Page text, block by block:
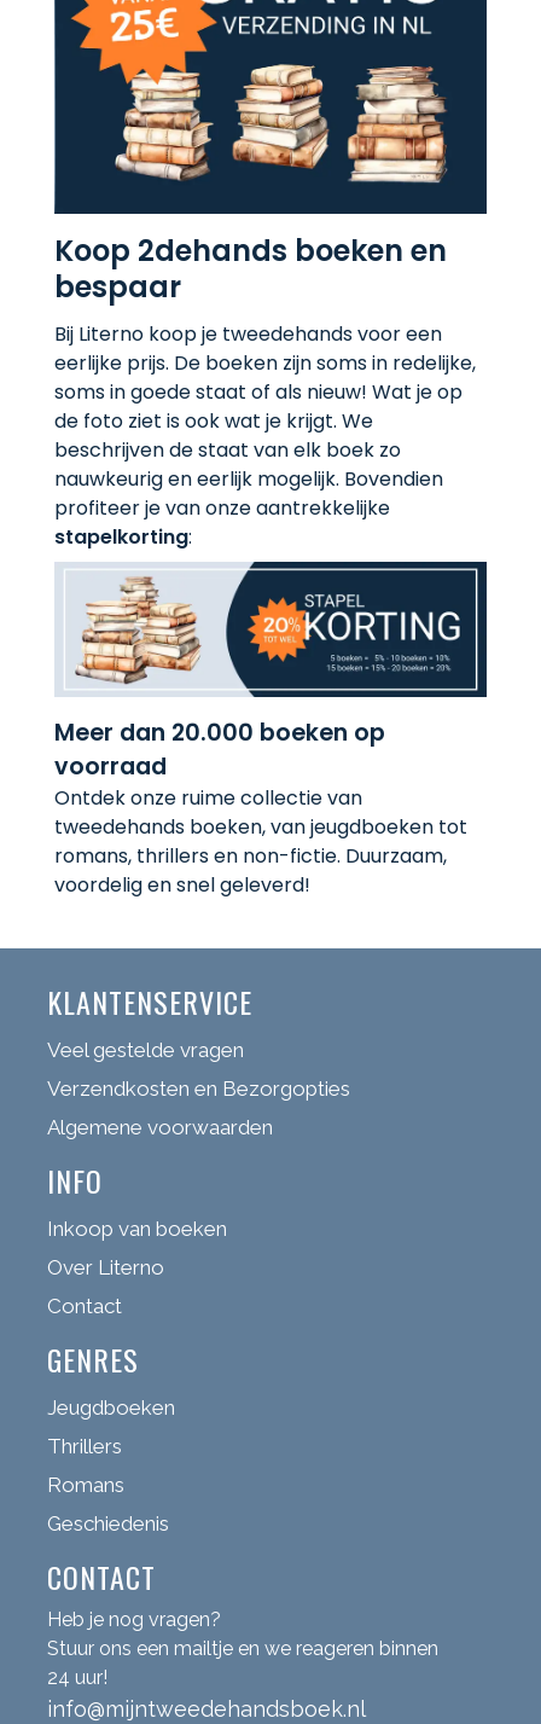
Koop 2dehands boeken en
bespaar
Bij Literno koop je tweedehands voor een
eerlijke prijs. De boeken zijn soms in redelijke,
soms in goede staat of als nieuw! Wat je op
de foto ziet is ook wat je krijgt. We
beschrijven de staat van elk boek zo
nauwkeurig en eerlijk mogelijk. Bovendien
profiteer je van onze aantrekkelijke
stapelkorting:
Meer dan 20.000 boeken op
voorraad
Ontdek onze ruime collectie van
tweedehands boeken, van jeugdboeken tot
romans, thrillers en non-fictie. Duurzaam,
voordelig en snel geleverd!
KLANTENSERVICE
Veel gestelde vragen
Verzendkosten en Bezorgopties
Algemene voorwaarden
INFO
Inkoop van boeken
Over Literno
Contact
GENRES
Jeugdboeken
Thrillers
Romans
Geschiedenis
CONTACT
Heb je nog vragen?
Stuur ons een mailtje en we reageren binnen
24 uur!
info@mijntweedehandsboek.nl